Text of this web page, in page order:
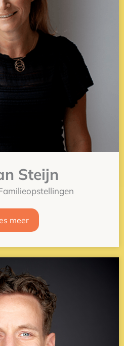
Steijn
meer